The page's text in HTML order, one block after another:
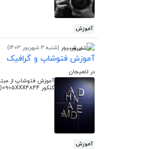
آموزش
در شیپور (شنبه 3 شهریور 1403)
آموزش فتوشاپ و گرافیک
در لاهیجان
کنکور 0905XXX4844(نمایش کامل)
آموزش